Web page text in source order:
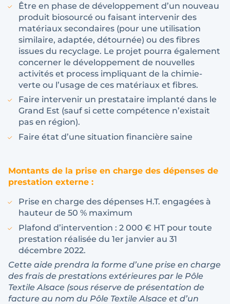
Être en phase de développement d’un nouveau
produit biosourcé ou faisant intervenir des
matériaux secondaires (pour une utilisation
similaire, adaptée, détournée) ou des fibres
issues du recyclage. Le projet pourra également
concerner le développement de nouvelles
activités et process impliquant de la chimie-
verte ou l’usage de ces matériaux et fibres.
Faire intervenir un prestataire implanté dans le
Grand Est (sauf si cette compétence n’existait
pas en région).
Faire état d’une situation financière saine
Montants de la prise en charge des dépenses de
prestation externe :
Prise en charge des dépenses H.T. engagées à
hauteur de 50 % maximum
Plafond d’intervention : 2 000 € HT pour toute
prestation réalisée du 1er janvier au 31
décembre 2022.
Cette aide prendra la forme d’une prise en charge
des frais de prestations extérieures par le Pôle
Textile Alsace (sous réserve de présentation de
facture au nom du Pôle Textile Alsace et d’un